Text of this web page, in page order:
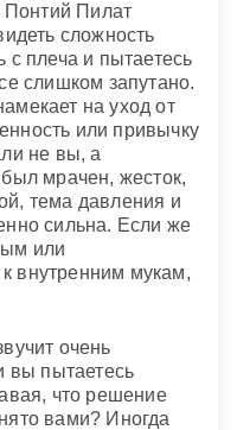
Пилат
сложность
с плеча и пытаетесь
слишком запутано.
на уход от
или привычку
не вы, а
мрачен, жесток,
тема давления и
сильна. Если же
или
внутренним мукам,
очень
вы пытаетесь
что решение
вами? Иногда